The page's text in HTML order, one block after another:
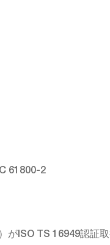
61800-2
がISO TS 16949認証